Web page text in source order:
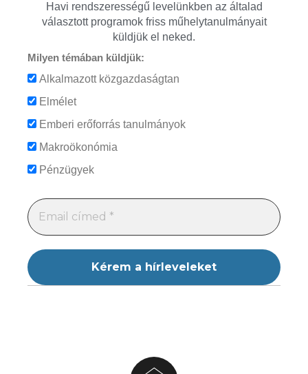
Havi rendszerességű levelünkben az általad
választott programok friss műhelytanulmányait
küldjük el neked.
Milyen témában küldjük:
Alkalmazott közgazdaságtan
Elmélet
Emberi erőforrás tanulmányok
Makroökonómia
Pénzügyek